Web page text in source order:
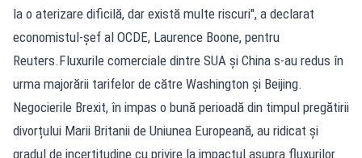
la o aterizare dificilă, dar există multe riscuri", a declarat
economistul-șef al OCDE, Laurence Boone, pentru
Reuters.Fluxurile comerciale dintre SUA și China s-au redus în
urma majorării tarifelor de către Washington și Beijing.
Negocierile Brexit, în impas o bună perioadă din timpul pregătirii
divorțului Marii Britanii de Uniunea Europeană, au ridicat și
gradul de incertitudine cu privire la impactul asupra fluxurilor